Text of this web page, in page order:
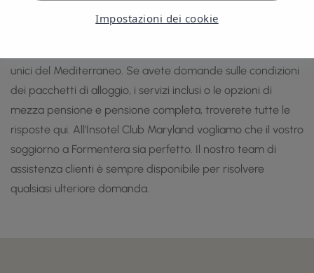
come raggiungere Formentera da Ibiza in traghetto, i
unici del Mediterraneo. Se avete domande sulle condizioni
dei pacchetti di alloggio, i servizi inclusi o le opzioni di
mezza pensione e pensione completa, troverete tutte le
risposte qui. All'Insotel Club Maryland vogliamo che il vostro
soggiorno a Formentera sia perfetto. Il nostro team di
assistenza clienti è sempre disponibile per risolvere
qualsiasi ulteriore domanda.
Impostazioni dei cookie